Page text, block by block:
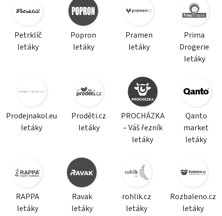
Petrklíč
letáky
Popron
letáky
Pramen
letáky
Prima
Drogerie
letáky
Prodejnakol.eu
letáky
Proděti.cz
letáky
PROCHÁZKA
– Váš řezník
letáky
Qanto
market
letáky
RAPPA
letáky
Ravak
letáky
rohlik.cz
letáky
Rozbaleno.cz
letáky